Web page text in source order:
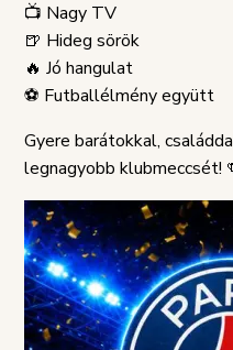
GDPRPANASZKEZELÉSI
SZABÁLYZAT
📺 Nagy TV
🍺 Hideg sörök
🔥 Jó hangulat
⚽ Futballélmény együtt
Gyere barátokkal,
legnagyobb klubmeccsét!